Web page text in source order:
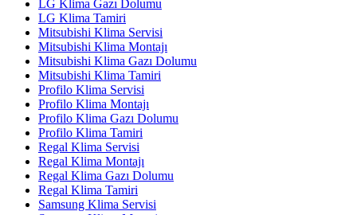
LG Klima Gazı Dolumu
LG Klima Tamiri
Mitsubishi Klima Servisi
Mitsubishi Klima Montajı
Mitsubishi Klima Gazı Dolumu
Mitsubishi Klima Tamiri
Profilo Klima Servisi
Profilo Klima Montajı
Profilo Klima Gazı Dolumu
Profilo Klima Tamiri
Regal Klima Servisi
Regal Klima Montajı
Regal Klima Gazı Dolumu
Regal Klima Tamiri
Samsung Klima Servisi